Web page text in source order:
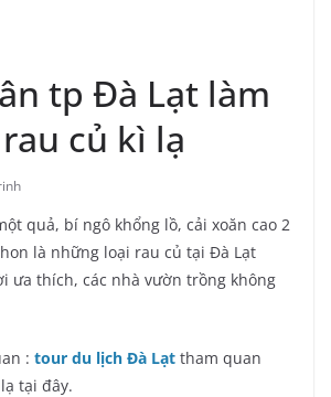
tp Đà Lạt làm
củ kì lạ
quả, bí ngô khổng lồ, cải xoăn cao 2
là những loại rau củ tại Đà Lạt
ưa thích, các nhà vườn trồng không
: tour du lịch Đà Lạt tham quan
tại đây.